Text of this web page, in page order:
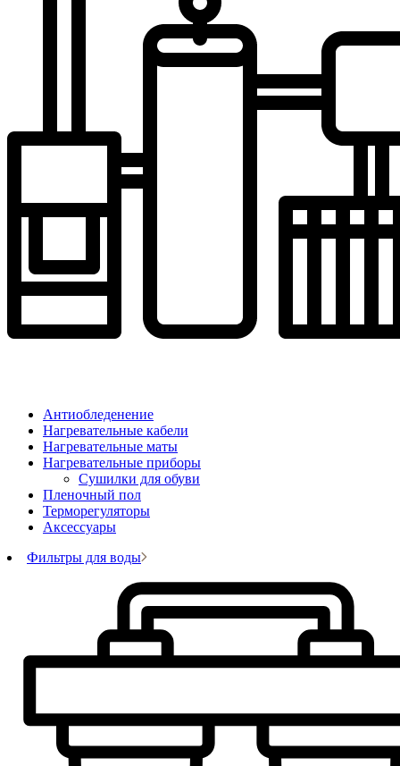
Антиобледенение
Нагревательные кабели
Нагревательные маты
Нагревательные приборы
Сушилки для обуви
Пленочный пол
Терморегуляторы
Аксессуары
Фильтры для воды